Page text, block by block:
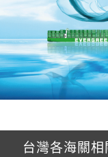
台灣各海關